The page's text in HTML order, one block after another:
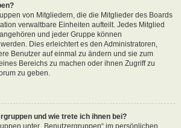
von Mitgliedern, die die Mitglieder des Boards
verwaltbare Einheiten aufteilt. Jedes Mitglied
und jeder Gruppe können
Dies erleichtert es den Administratoren,
Benutzer auf einmal zu ändern und sie zum
Bereichs zu machen oder ihnen Zugriff zu
zu geben.
und wie trete ich ihnen bei?
unter „Benutzergruppen“ im persönlichen